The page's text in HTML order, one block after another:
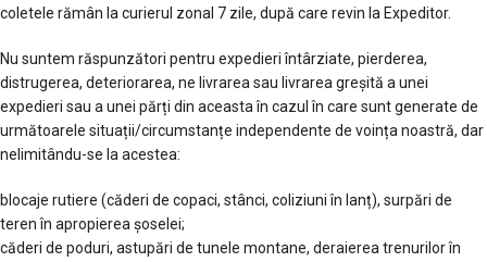
coletele rămân la curierul zonal 7 zile, după care revin la Expeditor.
Nu suntem răspunzători pentru expedieri întârziate, pierderea,
distrugerea, deteriorarea, ne livrarea sau livrarea greșită a unei
expedieri sau a unei părți din aceasta în cazul în care sunt generate de
următoarele situații/circumstanțe independente de voința noastră, dar
nelimitându-se la acestea:
blocaje rutiere (căderi de copaci, stânci, coliziuni în lanț), surpări de
teren în apropierea șoselei;
căderi de poduri, astupări de tunele montane, deraierea trenurilor în